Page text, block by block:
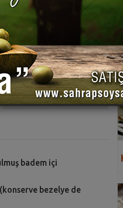
TARİFİ YAZDIR
badem içi
bezelye de